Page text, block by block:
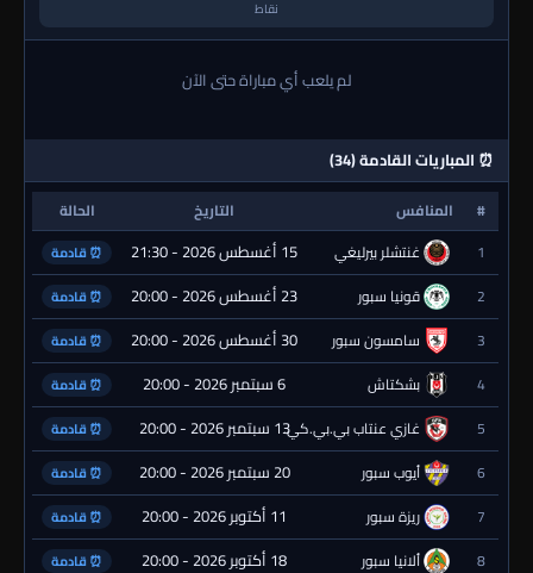
نقاط
لم يلعب أي مباراة حتى الآن
⏰ المباريات القادمة (34)
# المنافس التاريخ
الحالة
1
غنتشلر بيرليغي 15 أغسطس 2026 - 21:30 ⏰ قادمة
2 قونيا سبور 23 أغسطس 2026 - 20:00 ⏰ قادمة
3 سامسون سبور 30 أغسطس 2026 - 20:00 ⏰ قادمة
4 بشكتاش 6 سبتمبر 2026 - 20:00 ⏰ قادمة
5 غازي عنتاب بي.بي.كي.13 سبتمبر 2026 - 20:00 ⏰ قادمة
6 أيوب سبور 20 سبتمبر 2026 - 20:00 ⏰ قادمة
7 ريزة سبور 11 أكتوبر 2026 - 20:00 ⏰ قادمة
8 ألانيا سبور 18 أكتوبر 2026 - 20:00 ⏰ قادمة